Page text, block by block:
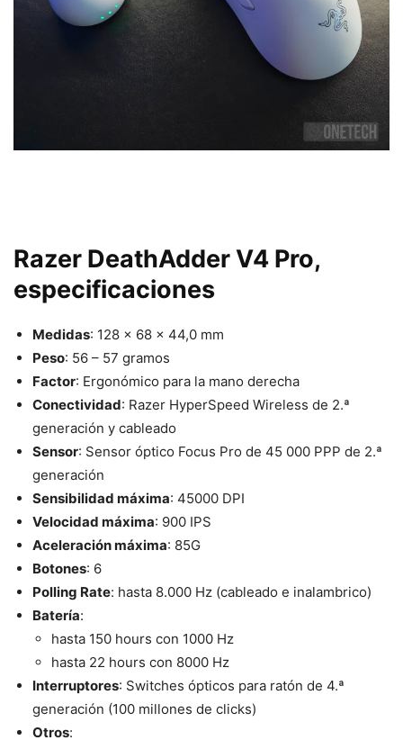
Razer DeathAdder V4 Pro,
especificaciones
Medidas: 128 x 68 x 44,0 mm
Peso: 56 – 57 gramos
Factor: Ergonómico para la mano derecha
Conectividad: Razer HyperSpeed Wireless de 2.ª
generación y cableado
Sensor: Sensor óptico Focus Pro de 45 000 PPP de 2.ª
generación
Sensibilidad máxima: 45000 DPI
Velocidad máxima: 900 IPS
Aceleración máxima: 85G
Botones: 6
Polling Rate: hasta 8.000 Hz (cableado e inalambrico)
Batería:
hasta 150 hours con 1000 Hz
hasta 22 hours con 8000 Hz
Interruptores: Switches ópticos para ratón de 4.ª
generación (100 millones de clicks)
Otros: